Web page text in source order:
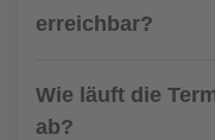
erreichbar?
Wie läuft die
ab?